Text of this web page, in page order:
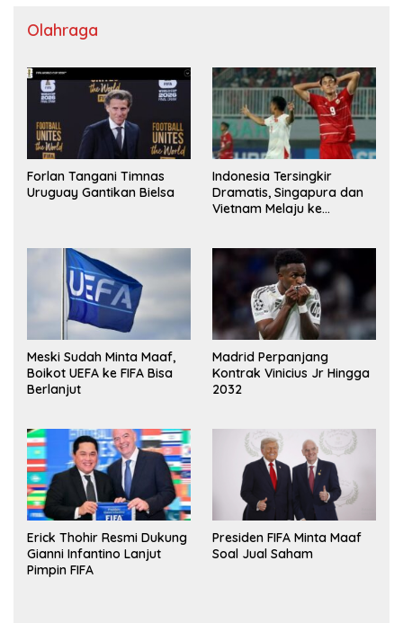
Olahraga
Forlan Tangani Timnas
Uruguay Gantikan Bielsa
Indonesia Tersingkir
Dramatis, Singapura dan
Vietnam Melaju ke
Meski Sudah Minta Maaf,
Boikot UEFA ke FIFA Bisa
Berlanjut
Madrid Perpanjang
Kontrak Vinicius Jr Hingga
2032
Erick Thohir Resmi Dukung
Gianni Infantino Lanjut
Pimpin FIFA
Presiden FIFA Minta Maaf
Soal Jual Saham